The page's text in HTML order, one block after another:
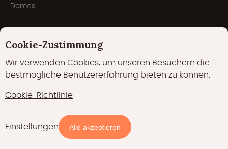
Verfügbarkeit und Preise
Domes
Beliebte Themen
Außergewöhnliche übernachtung
Mit Schwimmbad
Cookie-Zustimmung
Wir verwenden Cookies, um unseren Besuchern die
bestmögliche Benutzererfahrung bieten zu können.
Cookie-Richtlinie
Einstellungen Alle akzeptieren